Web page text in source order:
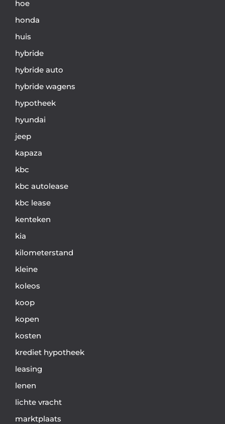
hoe
honda
huis
hybride
hybride auto
hybride wagens
hypotheek
hyundai
jeep
kapaza
kbc
kbc autolease
kbc lease
kenteken
kia
kilometerstand
kleine
koleos
koop
kopen
kosten
krediet hypotheek
leasing
lenen
lichte vracht
marktplaats